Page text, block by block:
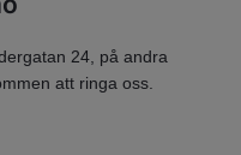
24, på andra
att ringa oss.